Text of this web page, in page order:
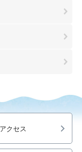
クセス